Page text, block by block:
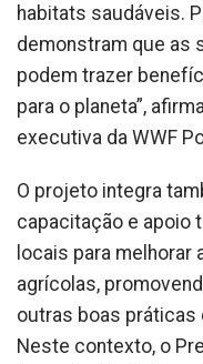
habitats saudáveis.
demonstram que as
podem trazer
para o planeta”,
executiva da WWF
O projeto integra
capacitação e apoio
locais para
agrícolas,
outras boas
Neste contexto, o